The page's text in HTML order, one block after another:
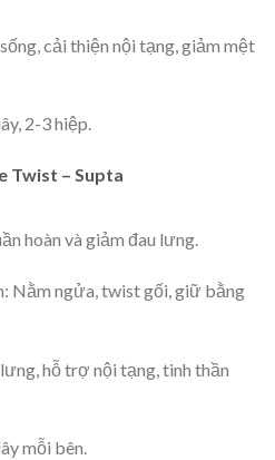
cải thiện nội tạng, giảm mệt
2-3 hiệp.
Twist – Supta
hoàn và giảm đau lưng.
Nằm ngửa, twist gối, giữ bằng
hỗ trợ nội tạng, tinh thần
mỗi bên.